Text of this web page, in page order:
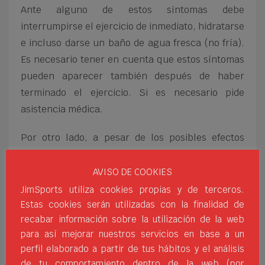
Ante alguno de estos síntomas debe
interrumpirse el ejercicio de inmediato, hidratarse
e incluso darse un baño de agua fresca (no fría).
Es necesario tener en cuenta que estos síntomas
pueden aparecer también después de haber
terminado el ejercicio. Si es necesario pide
asistencia médica.
Por otro lado, a pesar de los posibles efectos
negativos, si el ejercicio se lleva a cabo en
condiciones controladas y seguras no tiene por
qué causar perjuicios. Algunosconsejosa tener
en cuenta a la hora de realizar ejercicio con
temperaturas elevadas son:
No realizarlo en las horas centrales del día,
AVISO DE COOKIES
JimSports utiliza cookies propias y de terceros.
Estas cookies serán utilizadas con la finalidad de
recabar información sobre la utilización de la web
para así mejorar nuestros servicios en base a un
perfil elaborado a partir de tus hábitos y el análisis